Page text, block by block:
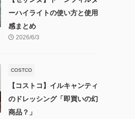
ーハイライトの使い方と使用
感まとめ
2026/6/3
COSTCO
【コストコ】イルキャンティ
のドレッシング「即買いの幻
商品？」